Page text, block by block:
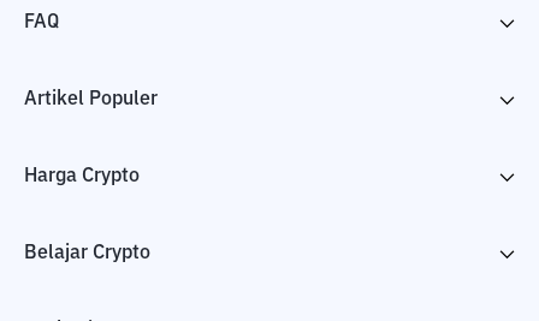
FAQ
Artikel Populer
Harga Crypto
Belajar Crypto